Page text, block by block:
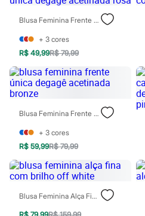
Rasteirinhas
Sandálias
Diversão
Marcas
Fifteen
Miss Fifteen
Palomino
Calcinhas
Cuecas
Meias
Pijamas
Moda praia
Biquínis e Maiôs
Blusas de proteção
Sungas
Personagens
Bluey
Blusa Feminina Frente Única Degagê Acetinada Rosa
+ 3 cores
R$ 49,99R$ 79,99
Blusa Feminina Frente Única Degagê Acetinada Bronze
+ 3 cores
R$ 59,99R$ 79,99
Blusa Feminina Alça Fina Com Brilho Off White